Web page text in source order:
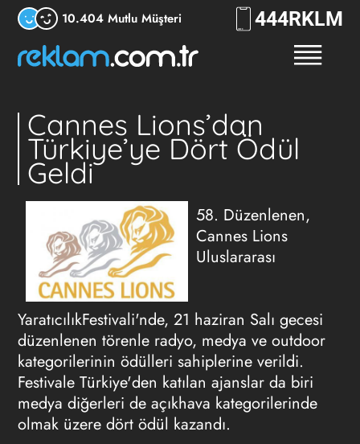
10.404 Mutlu Müşteri 444RKLM
Cannes Lions’dan
Türkiye’ye Dört Ödül
Geldi
58. Düzenlenen,
Cannes Lions
Uluslararası
YaratıcılıkFestivali'nde, 21 haziran Salı gecesi
düzenlenen törenle radyo, medya ve outdoor
kategorilerinin ödülleri sahiplerine verildi.
Festivale Türkiye'den katılan ajanslar da biri
medya diğerleri de açıkhava kategorilerinde
olmak üzere dört ödül kazandı.